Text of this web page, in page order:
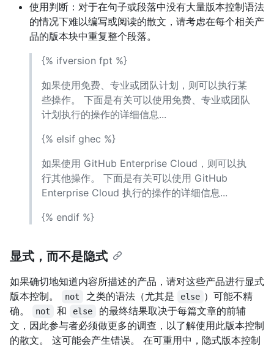
使用判断：对于在句子或段落中没有大量版本控制语法
的情况下难以编写或阅读的散文，请考虑在每个相关产
品的版本块中重复整个段落。
{% ifversion fpt %}
如果使用免费、专业或团队计划，则可以执行某
些操作。 下面是有关可以使用免费、专业或团队
计划执行的操作的详细信息...
{% elsif ghec %}
如果使用 GitHub Enterprise Cloud，则可以执
行其他操作。 下面是有关可以使用 GitHub
Enterprise Cloud 执行的操作的详细信息...
{% endif %}
显式，而不是隐式
如果确切地知道内容所描述的产品，请对这些产品进行显式
版本控制。
not 之类的语法（尤其是 else ）可能不精
确。
not 和 else
的最终结果取决于每篇文章的前辅
文，因此参与者必须做更多的调查，以了解使用此版本控制
的散文。 这可能会产生错误。 在可重用中，隐式版本控制